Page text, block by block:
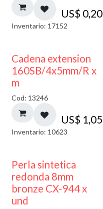
US$ 0,20
Inventario: 17152
Cadena extension
160SB/4x5mm/R x
m
Cod: 13246
US$ 1,05
Inventario: 10623
Perla sintetica
redonda 8mm
bronze CX-944 x
und